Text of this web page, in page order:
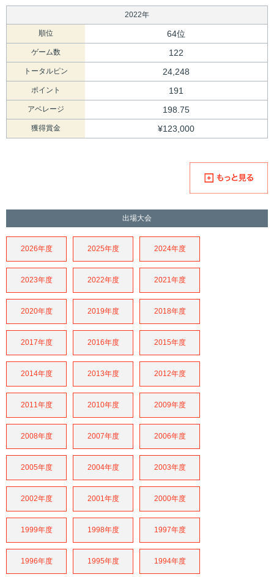
2022年
順位 64位
ゲーム数 122
トータルピン 24,248
ポイント 191
アベレージ 198.75
獲得賞金 ¥123,000
出場大会
2026年度 2025年度 2024年度
2023年度 2022年度 2021年度
2020年度 2019年度 2018年度
2017年度 2016年度 2015年度
2014年度 2013年度 2012年度
2011年度 2010年度 2009年度
2008年度 2007年度 2006年度
2005年度 2004年度 2003年度
2002年度 2001年度 2000年度
1999年度 1998年度 1997年度
1996年度 1995年度 1994年度